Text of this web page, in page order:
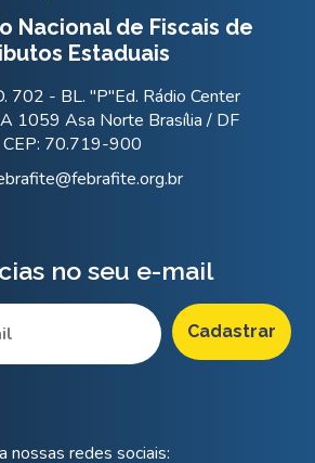
Nacional de Fiscais de
Estaduais
702 - BL. "P"Ed. Rádio Center
1059 Asa Norte Brasília / DF
CEP: 70.719-900
no seu e-mail
nossas redes sociais: